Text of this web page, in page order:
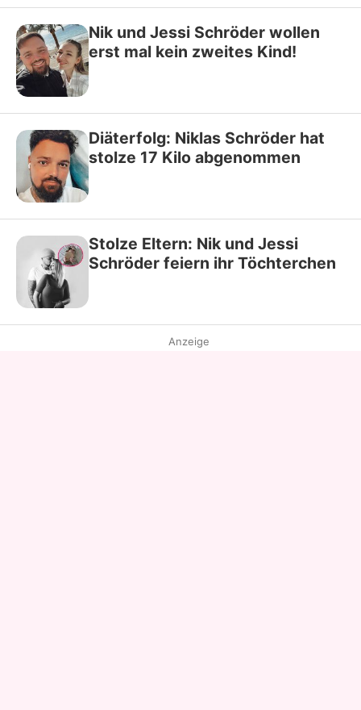
Nik und Jessi Schröder wollen
erst mal kein zweites Kind!
Diäterfolg: Niklas Schröder hat
stolze 17 Kilo abgenommen
Stolze Eltern: Nik und Jessi
Schröder feiern ihr Töchterchen
Anzeige